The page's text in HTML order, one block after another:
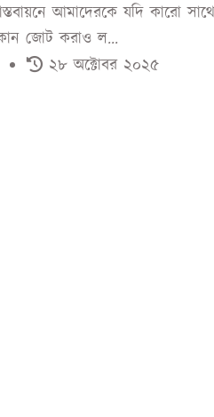
আমাদেরকে যদি কারো সাথে
জোট করাও ল...
২৮ অক্টোবর ২০২৫